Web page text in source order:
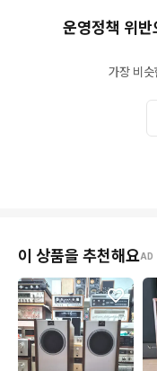
운영정책 위
가장 비
이 상품을 추천해요AD